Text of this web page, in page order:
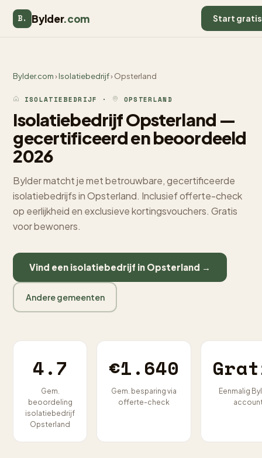
B. Bylder.com Start
Bylder.com›Isolatiebedrijf› Opsterland
ISOLATIEBEDRIJF · OPSTERLAND
Isolatiebedrijf Opsterland —
gecertificeerd en beoordeeld
2026
Bylder matcht je met betrouwbare, gecertificeerde
isolatiebedrijfs in Opsterland. Inclusief offerte-check
op eerlijkheid en exclusieve kortingsvouchers. Gratis
voor bewoners.
Vind een isolatiebedrijf in Opsterland →
Andere gemeenten
4.7
Gem.
beoordeling
isolatiebedrijf
Opsterland
€1.640
Gem. besparing via
offerte-check
Eenmalig